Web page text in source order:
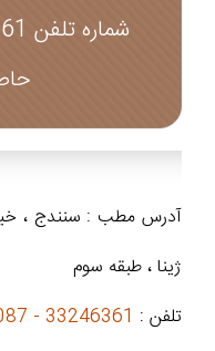
آدرس مطب : سنندج ،
ژینا ، طبقه سوم
تلفن : 33246361 - 087